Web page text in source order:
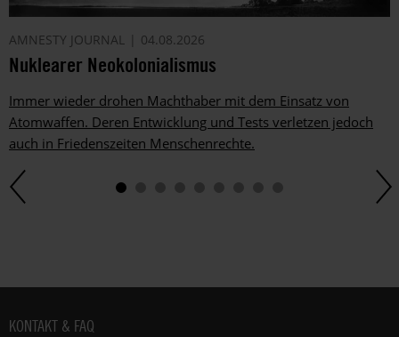
AMNESTY JOURNAL 04.08.2026
Nuklearer Neokolonialismus
Immer wieder drohen Machthaber mit dem Einsatz von
Atomwaffen. Deren Entwicklung und Tests verletzen jedoch
auch in Friedenszeiten Menschenrechte.
Fußbereich
KONTAKT & FAQ